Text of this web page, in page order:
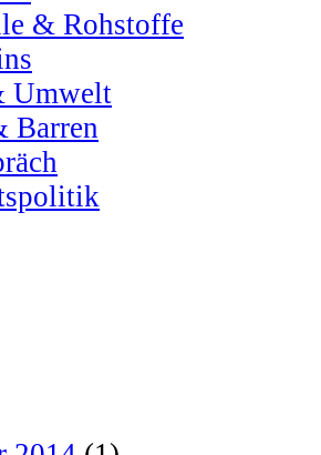
& Rohstoffe
Umwelt
Barren